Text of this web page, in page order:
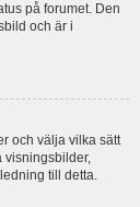
på forumet. Den
och är i
och välja vilka sätt
visningsbilder,
till detta.